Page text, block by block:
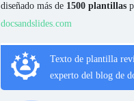
diseñado más de 1500 plantillas
docsandslides.com
Texto de plantilla
experto del blog de